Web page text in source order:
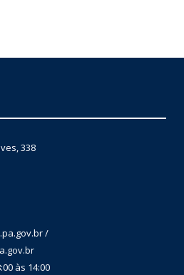
338
/
às 14:00